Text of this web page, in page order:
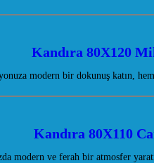
Kandıra 80X120
modern bir dokunuş katın,
Kandıra 80X110
modern ve ferah bir atmosfer